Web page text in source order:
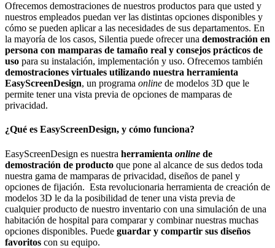
Ofrecemos demostraciones de nuestros productos para que usted y
nuestros empleados puedan ver las distintas opciones disponibles y
cómo se pueden aplicar a las necesidades de sus departamentos. En
la mayoría de los casos, Silentia puede ofrecer una demostración en
persona con mamparas de tamaño real y consejos prácticos de
uso para su instalación, implementación y uso. Ofrecemos también
demostraciones virtuales utilizando nuestra herramienta
EasyScreenDesign, un programa online de modelos 3D que le
permite tener una vista previa de opciones de mamparas de
privacidad.
¿Qué es EasyScreenDesign, y cómo funciona?
EasyScreenDesign es nuestra herramienta online de
demostración de producto que pone al alcance de sus dedos toda
nuestra gama de mamparas de privacidad, diseños de panel y
opciones de fijación. Esta revolucionaria herramienta de creación de
modelos 3D le da la posibilidad de tener una vista previa de
cualquier producto de nuestro inventario con una simulación de una
habitación de hospital para comparar y combinar nuestras muchas
opciones disponibles. Puede guardar y compartir sus diseños
favoritos con su equipo.